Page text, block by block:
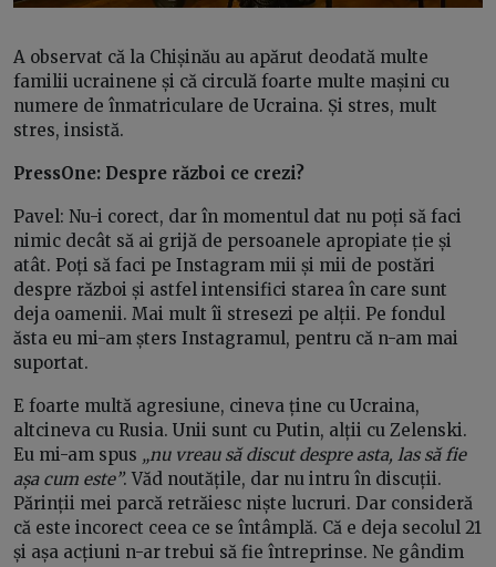
A observat că la Chișinău au apărut deodată multe
familii ucrainene și că circulă foarte multe mașini cu
numere de înmatriculare de Ucraina. Și stres, mult
stres, insistă.
PressOne: Despre război ce crezi?
Pavel: Nu-i corect, dar în momentul dat nu poți să faci
nimic decât să ai grijă de persoanele apropiate ție și
atât. Poți să faci pe Instagram mii și mii de postări
despre război și astfel intensifici starea în care sunt
deja oamenii. Mai mult îi stresezi pe alții. Pe fondul
ăsta eu mi-am șters Instagramul, pentru că n-am mai
suportat.
E foarte multă agresiune, cineva ține cu Ucraina,
altcineva cu Rusia. Unii sunt cu Putin, alții cu Zelenski.
Eu mi-am spus „nu vreau să discut despre asta, las să fie
așa cum este”. Văd noutățile, dar nu intru în discuții.
Părinții mei parcă retrăiesc niște lucruri. Dar consideră
că este incorect ceea ce se întâmplă. Că e deja secolul 21
și așa acțiuni n-ar trebui să fie întreprinse. Ne gândim